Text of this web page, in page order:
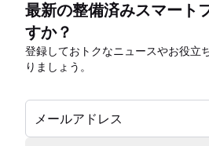
最新の整備済みスマート
すか？
登録しておトクなニュースやお役立
りましょう。
メールアドレス